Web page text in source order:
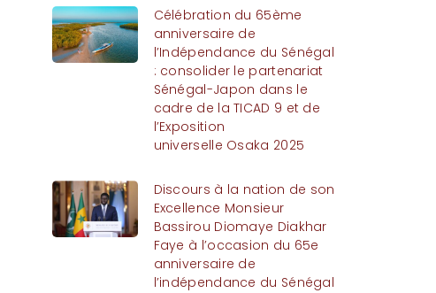
Célébration du 65ème
anniversaire de
l’Indépendance du Sénégal
: consolider le partenariat
Sénégal-Japon dans le
cadre de la TICAD 9 et de
l’Exposition
universelle Osaka 2025
Discours à la nation de son
Excellence Monsieur
Bassirou Diomaye Diakhar
Faye à l’occasion du 65e
anniversaire de
l’indépendance du Sénégal